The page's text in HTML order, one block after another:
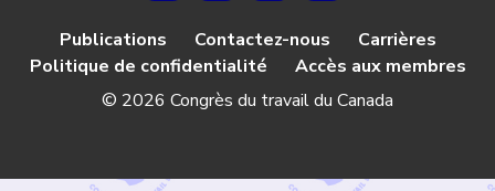
Publications Contactez-nous
Carrières
Politique de confidentialité
Accès aux membres
© 2026 Congrès du travail du Canada